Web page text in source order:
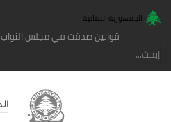
الجمهورية اللبنانية
قوانين صدقت في مجلس النواب